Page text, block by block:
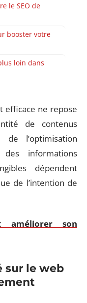
le SEO de
booster votre
loin dans
efficace ne repose
de contenus
l’optimisation
informations
dépendent
de l’intention de
améliorer son
sur le web